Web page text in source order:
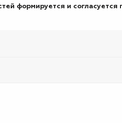
формируется и согласуется